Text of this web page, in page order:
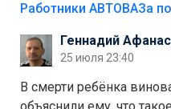
на предприятии.
Работники АВТОВАЗа
Геннадий
25 июля 23:40
В смерти ребёнка